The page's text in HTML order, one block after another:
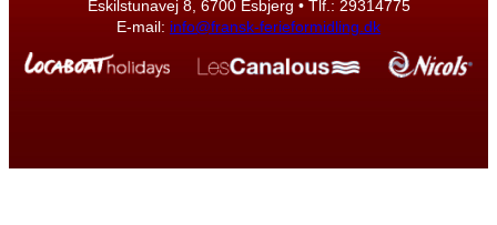
Eskilstunavej 8, 6700 Esbjerg • Tlf.: 29314775
E-mail: info@fransk-ferieformidling.dk